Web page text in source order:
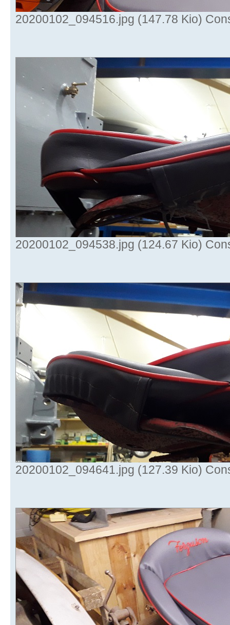
20200102_094516.jpg (147.78 Kio)
20200102_094538.jpg (124.67 Kio)
20200102_094641.jpg (127.39 Kio)